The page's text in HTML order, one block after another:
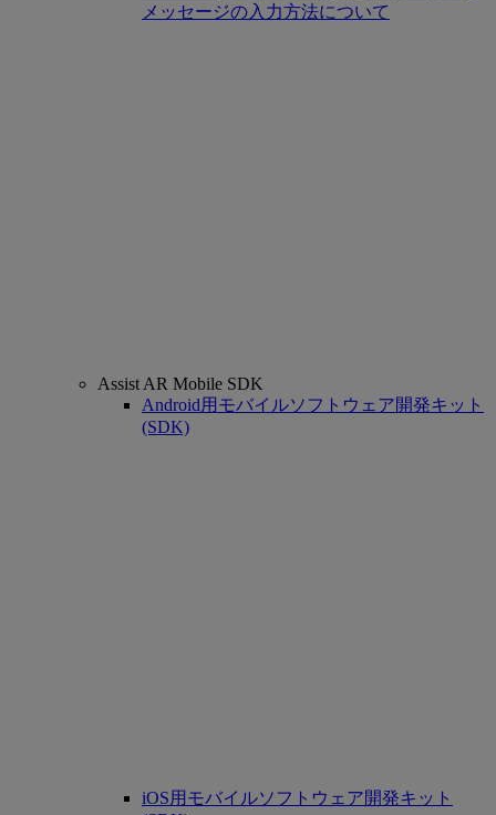
メッセージの入力方法について
Assist AR Mobile SDK
Android用モバイルソフトウェア開発キット
(SDK)
iOS用モバイルソフトウェア開発キット